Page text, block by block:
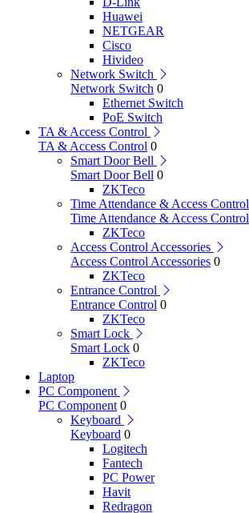
Huawei
NETGEAR
Cisco
Hivideo
Network Switch
Network Switch 0
Ethernet Switch
PoE Switch
TA & Access Control
TA & Access Control 0
Smart Door Bell
Smart Door Bell 0
ZKTeco
Time Attendance & Access Control
Time Attendance & Access Control
ZKTeco
Access Control Accessories
Access Control Accessories 0
ZKTeco
Entrance Control
Entrance Control 0
ZKTeco
Smart Lock
Smart Lock 0
ZKTeco
Laptop
PC Component
PC Component 0
Keyboard
Keyboard 0
Logitech
Fantech
PC Power
Havit
Redragon